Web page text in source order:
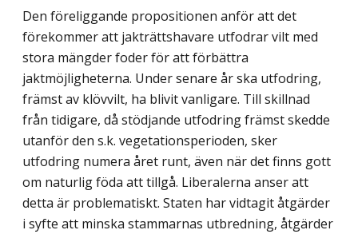
Den föreliggande propositionen anför att det
förekommer att jakträttshavare utfodrar vilt med
stora mängder foder för att förbättra
jaktmöjligheterna. Under senare år ska utfodring,
främst av klövvilt, ha blivit vanligare. Till skillnad
från tidigare, då stödjande utfodring främst skedde
utanför den s.k. vegetationsperioden, sker
utfodring numera året runt, även när det finns gott
om naturlig föda att tillgå. Liberalerna anser att
detta är problematiskt. Staten har vidtagit åtgärder
i syfte att minska stammarnas utbredning, åtgärder